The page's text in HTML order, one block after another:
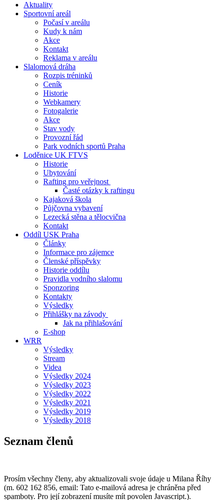
Aktuality
Sportovní areál
Počasí v areálu
Kudy k nám
Akce
Kontakt
Reklama v areálu
Slalomová dráha
Rozpis tréninků
Ceník
Historie
Webkamery
Fotogalerie
Akce
Stav vody
Provozní řád
Park vodních sportů Praha
Loděnice UK FTVS
Historie
Ubytování
Rafting pro veřejnost
Časté otázky k raftingu
Kajaková škola
Půjčovna vybavení
Lezecká stěna a tělocvična
Kontakt
Oddíl USK Praha
Články
Informace pro zájemce
Členské příspěvky
Historie oddílu
Pravidla vodního slalomu
Sponzoring
Kontakty
Výsledky
Přihlášky na závody
Jak na přihlašování
E-shop
WRR
Výsledky
Stream
Videa
Výsledky 2024
Výsledky 2023
Výsledky 2022
Výsledky 2021
Výsledky 2019
Výsledky 2018
Seznam členů
Prosím všechny členy, aby aktualizovali svoje údaje u Milana Říhy
(m. 602 162 856, email: Tato e-mailová adresa je chráněna před
spamboty. Pro její zobrazení musíte mít povolen Javascript.).